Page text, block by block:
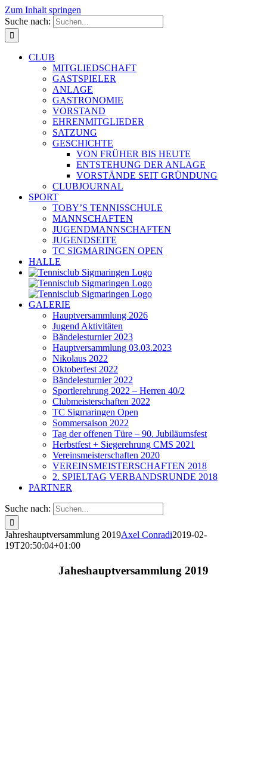
Zum Inhalt springen
Suche nach:
CLUB
MITGLIEDSCHAFT
GASTSPIELER
ANLAGE
GASTRONOMIE
VORSTAND
EHRENMITGLIEDER
SATZUNG
GESCHICHTE
VON FRÜHER BIS HEUTE
ENTSTEHUNG DER ANLAGE
VORSTÄNDE SEIT GRÜNDUNG
CLUBJOURNAL
SPORT
TOBY’S TENNISSCHULE
MANNSCHAFTEN
JUGENDMANNSCHAFTEN
JUGENDSEITE
TC SIGMARINGEN OPEN
HALLE
GALERIE
Hauptversammlung 2026
Jugend Aktivitäten
Bändelesturnier 2023
Hauptversammlung 03.03.2023
Nikolaus 2022
Oktoberfest 2022
Bändelesturnier 2022
Sportlerehrung 2022 – Herren 40/2
Clubmeisterschaften 2022
TC Sigmaringen Open
Sommersaison 2022
Tag der offenen Türe – 90. Jubiläumsfest
Herbstfest + Siegerehrung CMS 2021
Vereinsmeisterschaften 2020
VEREINSMEISTERSCHAFTEN 2018
2. SPIELTAG VERBANDSRUNDE 2018
PARTNER
Suche nach:
Jahreshauptversammlung 2019Axel Conradi2019-02-
19T20:50:04+01:00
Jaheshauptversammlung 2019